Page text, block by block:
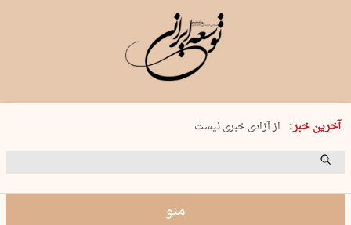
آخرین خبر:
یکشنبه 18 مرداد 1405 شماره 2245
از آزادی خبری نیست
۸۸۸ نفر سال گذشته بر اثر غرق‌شدگی جان …
منو